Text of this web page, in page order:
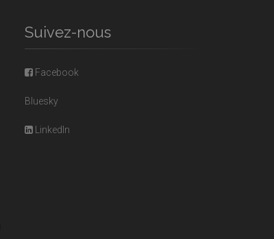
Suivez-nous
Facebook
Bluesky
LinkedIn